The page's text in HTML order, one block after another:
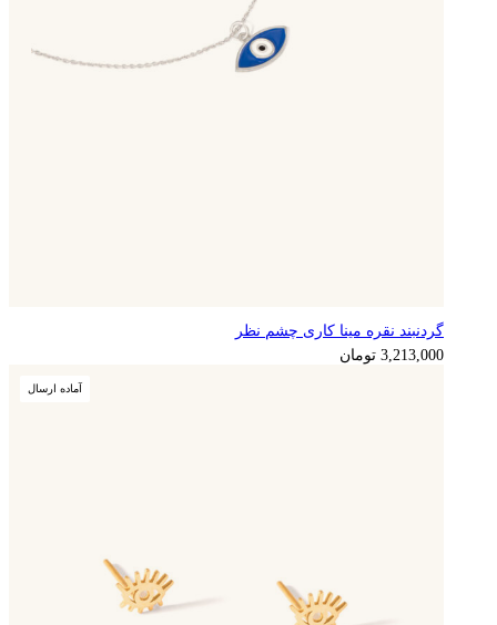
803,250 تومان
گردنبند نقره مینا کاری چشم نظر
3,213,000 تومان
آماده ارسال